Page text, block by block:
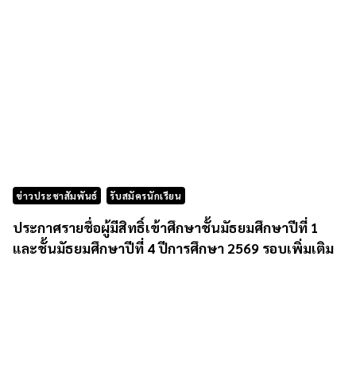
ข่าวประชาสัมพันธ์ รับสมัครนักเรียน
ประกาศรายชื่อผู้มีสิทธิ์เข้าศึกษาชั้นมัธยมศึกษาปีที่ 1
และชั้นมัธยมศึกษาปีที่ 4 ปีการศึกษา 2569 รอบเพิ่มเติม